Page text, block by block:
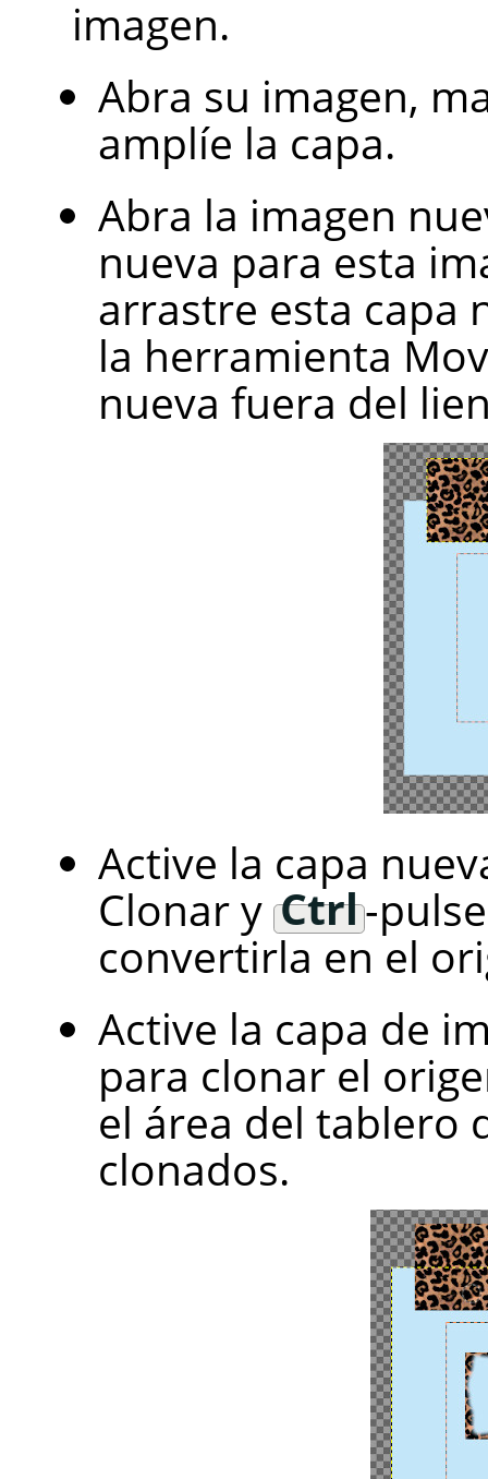
imagen.
Abra su imagen,
amplíe la capa.
Abra la imagen
nueva para esta
arrastre esta capa
la herramienta
nueva fuera del
Active la capa
Clonar y Ctrl-
convertirla en el
Active la capa de
para clonar el
el área del tablero
clonados.